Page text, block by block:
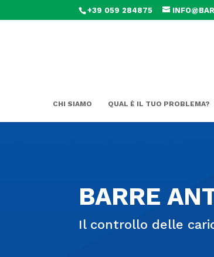
+39 059 284875
CHI SIAMO QUAL È IL TUO PROBLEMA?
BARRE
Il controllo delle